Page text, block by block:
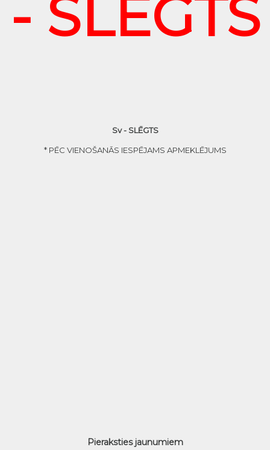
- SLĒGTS
Sv - SLĒGTS
* PĒC VIENOŠANĀS IESPĒJAMS APMEKLĒJUMS
Pieraksties jaunumiem